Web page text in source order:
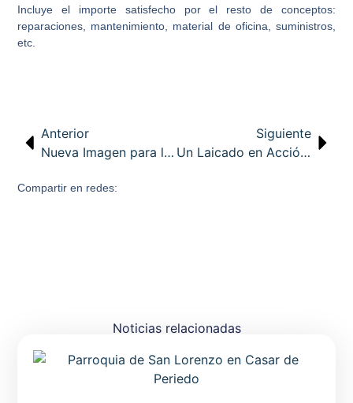
Incluye el importe satisfecho por el resto de conceptos:
reparaciones, mantenimiento, material de oficina, suministros,
etc.
Anterior
Nueva Imagen para la Plaza de Eguino Trecu. Catedral de Santander
Siguiente
Un Laicado en Acción. Aportación diocesana para el Congreso de Laicos 2020 . Santander
Compartir en redes:
Noticias relacionadas